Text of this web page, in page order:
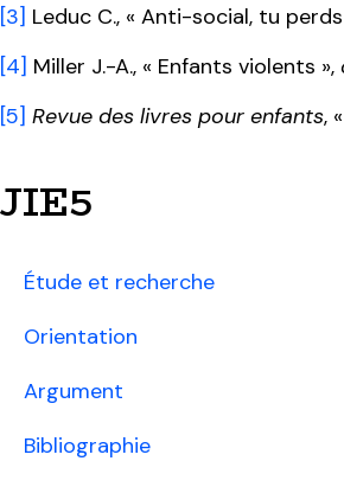
[3] Leduc C., « Anti-social, tu
[4] Miller J.-A., « Enfants violents »,
[5] Revue des livres pour enfants,
JIE5
Étude et recherche
Orientation
Argument
Bibliographie